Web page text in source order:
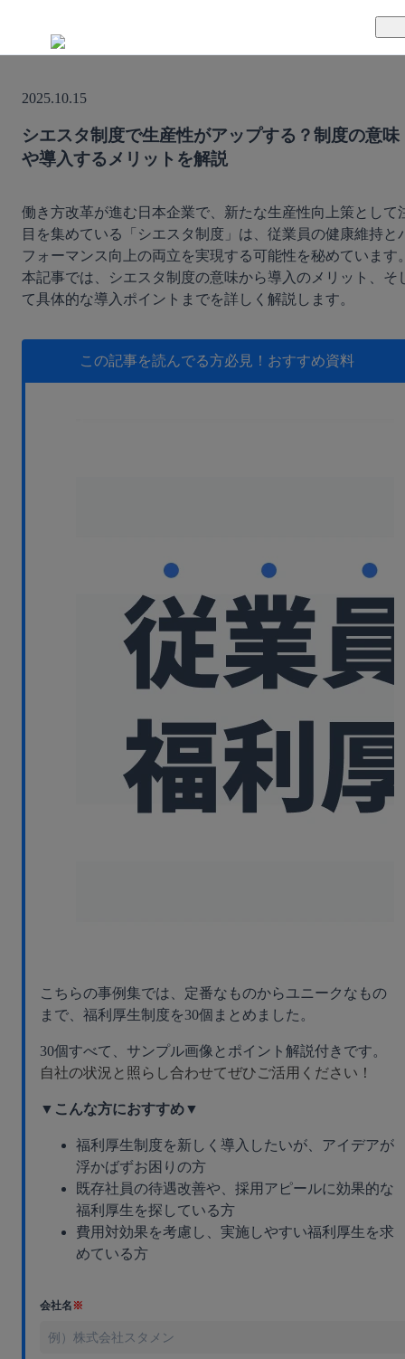
TUNAGの特徴
サポート体制
セキュリティ体制
料金案内
導入事例
活用方法
運営会社
セミナー
2025.10.15
シエスタ制度で生産性がアップする？制度の意味
や導入するメリットを解説
働き方改革が進む日本企業で、新たな生産性向上策として
目を集めている「シエスタ制度」は、従業員の健康維持と
フォーマンス向上の両立を実現する可能性を秘めています
本記事では、シエスタ制度の意味から導入のメリット、そ
て具体的な導入ポイントまでを詳しく解説します。
この記事を読んでる方必見！ おすすめ資料
こちらの事例集では、定番なものからユニークなもの
まで、福利厚生制度を30個まとめました。
30個すべて、サンプル画像とポイント解説付きです。
自社の状況と照らし合わせてぜひご活用ください！
▼こんな方におすすめ▼
福利厚生制度を新しく導入したいが、アイデアが
浮かばずお困りの方
既存社員の待遇改善や、採用アピールに効果的な
福利厚生を探している方
費用対効果を考慮し、実施しやすい福利厚生を求
めている方
会社名※